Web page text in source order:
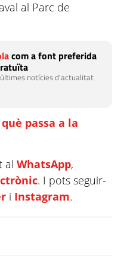
al Parc de
com a font preferida
notícies d'actualitat
passa a la
al WhatsApp,
. I pots seguir-
i Instagram.